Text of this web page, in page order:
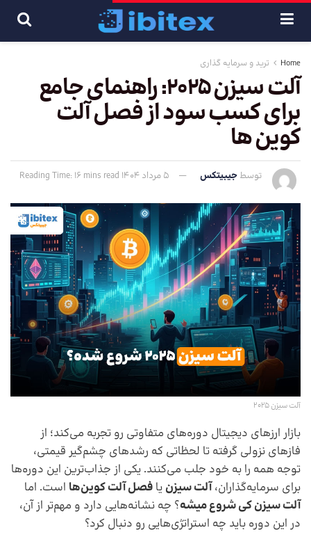
Home ترید و سرمایه گذاری
آلت سیزن 2025: راهنمای جامع
برای کسب سود از فصل آلت
کوین ها
توسط جیبیتکس 5 مرداد 1404 Reading Time: 16 mins read
آلت سیزن 2025
بازار ارزهای دیجیتال دوره‌های متفاوتی رو تجربه می‌کند؛ از
فازهای نزولی گرفته تا لحظاتی که رشدهای چشم‌گیر قیمتی،
توجه همه را به خود جلب می‌کنند. یکی از جذاب‌ترین این دوره‌ها
برای سرمایه‌گذاران،آلت سیزن یا فصل آلت کوین‌ها است. اما
آلت سیزن کی شروع میشه؟ چه نشانه‌هایی دارد و مهم‌تر از آن،
در این دوره باید چه استراتژی‌هایی رو دنبال کرد؟